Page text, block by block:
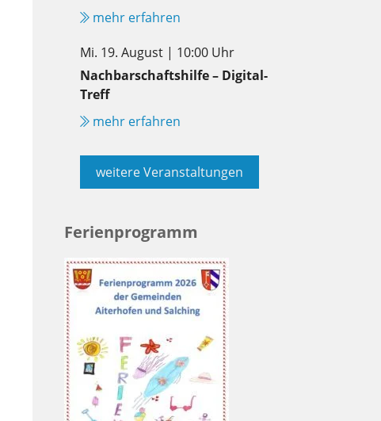
mehr erfahren
Mi. 19. August | 10:00 Uhr
Nachbarschaftshilfe – Digital-
Treff
mehr erfahren
weitere Veranstaltungen
Ferienprogramm